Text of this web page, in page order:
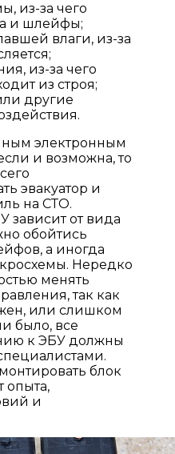
из-за чего
и шлейфы;
влаги, из-за
из-за чего
из строя;
другие
электронным
и возможна, то
эвакуатор и
на СТО.
зависит от вида
обойтись
а иногда
Нередко
менять
так как
или слишком
было, все
к ЭБУ должны
блок
опыта,
и